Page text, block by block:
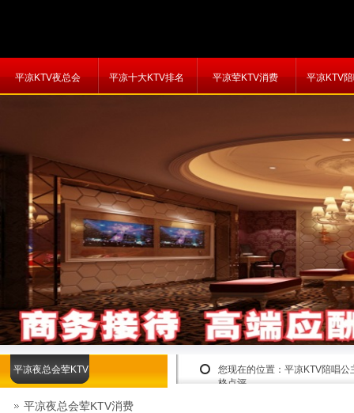
平凉KTV夜总会 平凉十大KTV排名 平凉荤KTV消费 平凉KTV
您现在的位置： 平凉KTV陪唱公
格点评
平凉夜总会荤KTV
平凉夜总会荤KTV消费